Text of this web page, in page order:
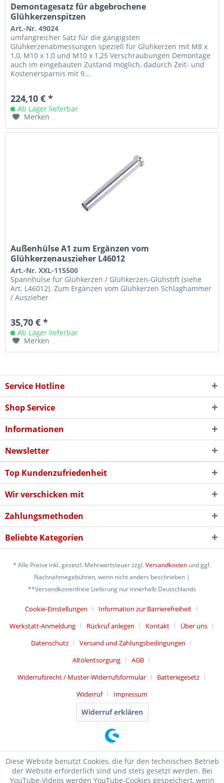
Demontagesatz für abgebrochene
Glühkerzenspitzen
Art.-Nr. 49024
umfangreicher Satz für die gängigsten
Glühkerzenabmessungen speziell für Glühkerzen mit M8 x
1,0, M10 x 1,0 und M10 x 1,25 Verschraubungen Demontage
auch im eingebauten Zustand möglich, dadurch Zeit- und
Kostenersparnis mit 9...
224,10 € *
Ab Lager lieferbar
Merken
Außenhülse A1 zum Ergänzen vom
Glühkerzenauszieher L46012
Art.-Nr. XXL-115500
Spannhülse für Glühkerzen / Glühkerzen-Glühstift (siehe
Art. L46012). Zum Ergänzen vom Glühkerzen Schlaghammer
/ Auszieher
35,70 € *
Ab Lager lieferbar
Merken
Service Hotline
Shop Service
Informationen
Newsletter
Top Kundenzufriedenheit
Wir verschicken mit
Zahlungsmethoden
Beliebte Kategorien
* Alle Preise inkl. gesetzl. Mehrwertsteuer zzgl.Versandkosten und ggf.
Nachnahmegebühren, wenn nicht anders beschrieben |
**Versandkostenfreie Lieferung nur innerhalb Deutschlands
Cookie-Einstellungen
Information zur Barrierefreiheit
Werkstatt-Anmeldung
Rückruf anlegen Kontakt
Über uns
Datenschutz
Versand und Zahlungsbedingungen
Altölentsorgung
AGB
Widerrufsrecht / Muster-Widerrufsformular
Batteriegesetz
Widerruf
Impressum
Widerruf erklären
Diese Website benutzt Cookies, die für den technischen Betrieb
der Website erforderlich sind und stets gesetzt werden. Bei
YouTube-Videos werden YouTube-Cookies gespeichert, wenn